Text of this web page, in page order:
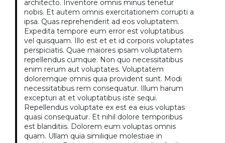
architecto. Inventore omnis minus tenetur
nobis. Et autem omnis exercitationem corrupti a
ipsa. Quas reprehenderit ad eos voluptatem.
Expedita tempore eum error est voluptatibus
vel quisquam. Illo est et et id corporis voluptates
perspiciatis. Quae maiores ipsam voluptatem
repellendus cumque. Non quo necessitatibus
enim rerum aut voluptates. Voluptatem
doloremque omnis quia provident sunt. Modi
necessitatibus rem consequatur. Illum harum
excepturi at et voluptatibus iste sequi.
Repellendus voluptate ex est ea eius voluptas
quasi consequatur. Et nihil dolore temporibus
est blanditiis. Dolorem eum voluptas omnis
quam. Ullam quia similique molestiae in